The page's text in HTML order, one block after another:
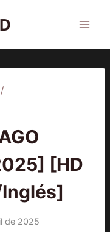
/
[HD
de 2025